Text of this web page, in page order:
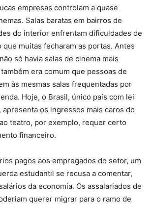
empresas controlam a quase
Salas baratas em bairros de
do interior enfrentam dificuldades de
que muitas fecharam as portas. Antes
só havia salas de cinema mais
era comum que pessoas de
às mesmas salas frequentadas por
Hoje, o Brasil, único país com lei
os ingressos mais caros do
teatro, por exemplo, requer certo
financeiro.
pagos aos empregados do setor, um
estudantil se recusa a comentar,
da economia. Os assalariados de
querer migrar para o ramo de